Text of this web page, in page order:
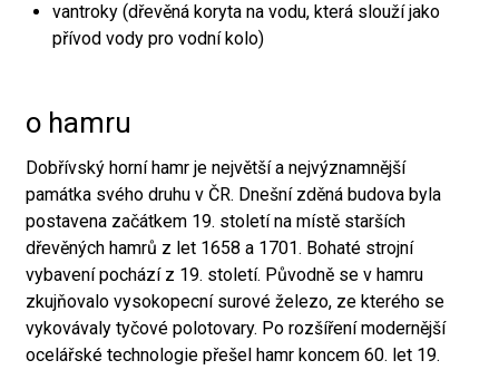
vantroky (dřevěná koryta na vodu, která slouží jako
přívod vody pro vodní kolo)
o hamru
Dobřívský horní hamr je největší a nejvýznamnější
památka svého druhu v ČR. Dnešní zděná budova byla
postavena začátkem 19. století na místě starších
dřevěných hamrů z let 1658 a 1701. Bohaté strojní
vybavení pochází z 19. století. Původně se v hamru
zkujňovalo vysokopecní surové železo, ze kterého se
vykovávaly tyčové polotovary. Po rozšíření modernější
ocelářské technologie přešel hamr koncem 60. let 19.